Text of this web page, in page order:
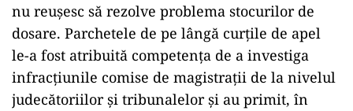
nu reușesc să rezolve problema stocurilor de
dosare. Parchetele de pe lângă curțile de apel
le-a fost atribuită competența de a investiga
infracțiunile comise de magistrații de la nivelul
judecătoriilor și tribunalelor și au primit, în